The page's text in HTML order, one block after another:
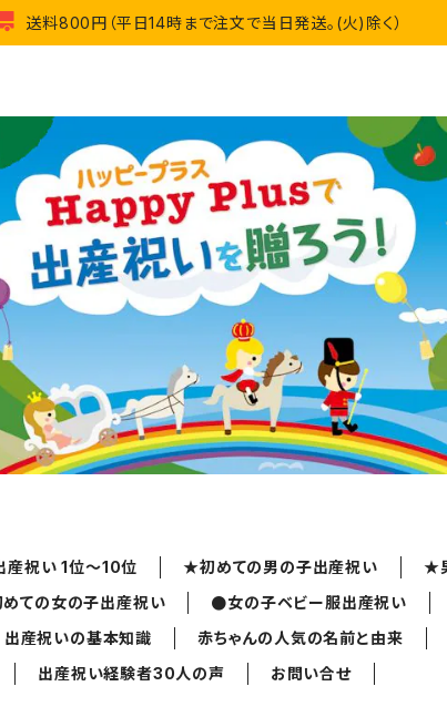
送料800円（平日14時まで注文で当日発送。(火)除く）
祝い 1位～10位 ★初めての男の子出産祝い
★
ての女の子出産祝い ●女の子ベビー服出産祝い
出産祝いの基本知識 赤ちゃんの人気の名前と由来
出産祝い経験者30人の声
お問い合せ